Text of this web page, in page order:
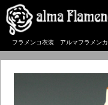
フラメンコ衣装 アルマフラメンカ